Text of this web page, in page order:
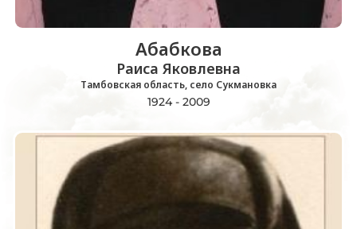
Абабкова
Раиса Яковлевна
Тамбовская область, село Сукмановка
1924 - 2009